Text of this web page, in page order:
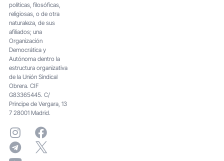
políticas, filosóficas,
religiosas, o de otra
naturaleza, de sus
afiliados; una
Organización
Democrática y
Autónoma dentro la
estructura organizativa
de la Unión Sindical
Obrera. CIF
G83365445. C/
Principe de Vergara, 13
7 28001 Madrid.